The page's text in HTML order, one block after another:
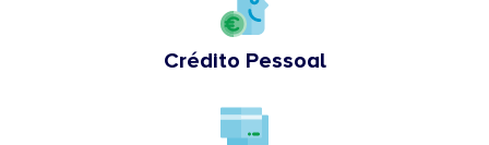
Crédito Pessoal